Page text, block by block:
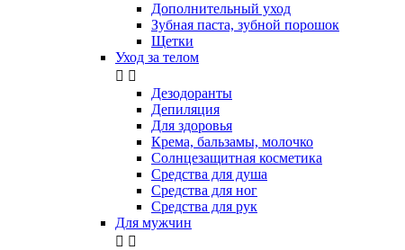
Дополнительный уход
Зубная паста, зубной порошок
Щетки
Уход за телом
 
Дезодоранты
Депиляция
Для здоровья
Крема, бальзамы, молочко
Солнцезащитная косметика
Средства для душа
Средства для ног
Средства для рук
Для мужчин
 